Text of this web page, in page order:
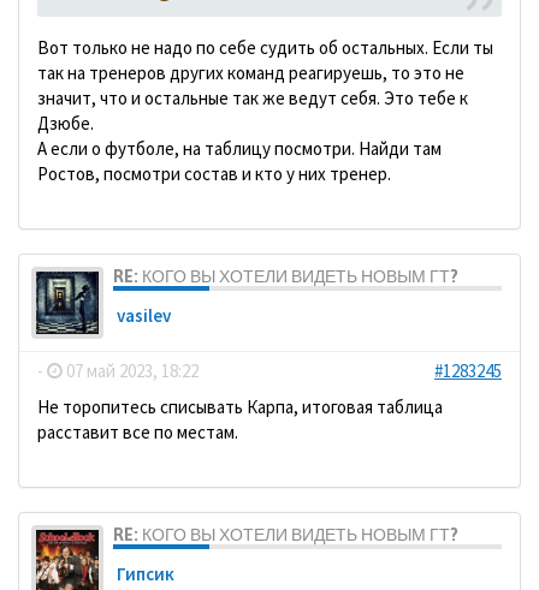
Вот только не надо по себе судить об остальных. Если ты
так на тренеров других команд реагируешь, то это не
значит, что и остальные так же ведут себя. Это тебе к
Дзюбе.
А если о футболе, на таблицу посмотри. Найди там
Ростов, посмотри состав и кто у них тренер.
RE: КОГО ВЫ ХОТЕЛИ ВИДЕТЬ НОВЫМ ГТ?
vasilev
- 07 май 2023, 18:22
#1283245
Не торопитесь списывать Карпа, итоговая таблица
расставит все по местам.
RE: КОГО ВЫ ХОТЕЛИ ВИДЕТЬ НОВЫМ ГТ?
Гипсик